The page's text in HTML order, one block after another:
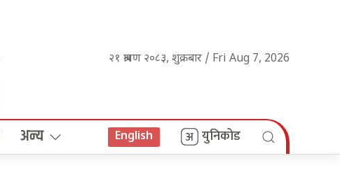
२१ श्रावण २०८३, शुक्रबार / Fri Aug 7, 2026
अन्य English युनिकोड